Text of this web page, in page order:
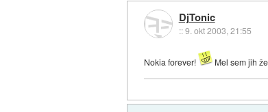
DjTonic
::9. okt 2003, 21:55
Nokia forever! Mel sem jih